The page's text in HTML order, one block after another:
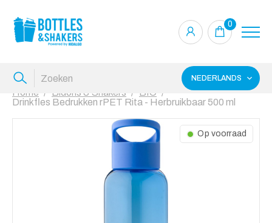
0
NEDERLANDS
Home Bidons & Shakers
BIO
Drinkfles Bedrukken rPET Rita - Herbruikbaar 500 ml
Op voorraad